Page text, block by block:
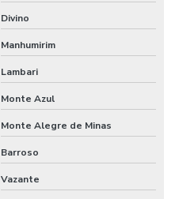
Divino
Manhumirim
Lambari
Monte Azul
Monte Alegre de Minas
Barroso
Vazante